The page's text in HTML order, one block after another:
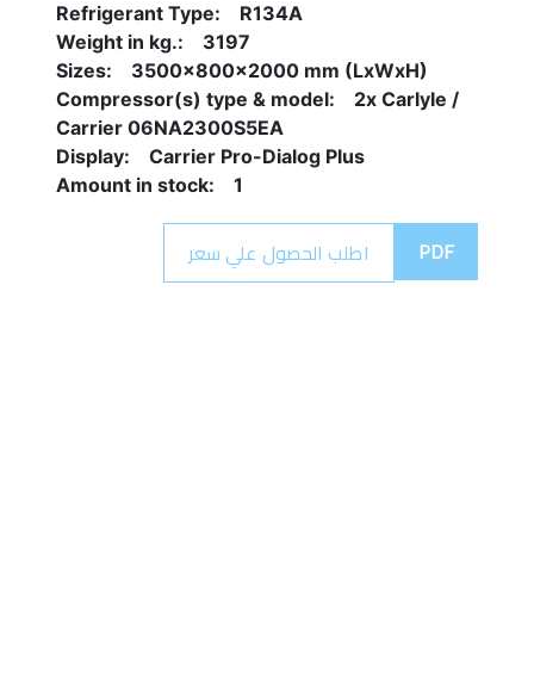
Refrigerant Type:    R134A
Weight in kg.:    3197
Sizes:    3500x800x2000 mm (LxWxH)
Compressor(s) type & model:    2x Carlyle /
Carrier 06NA2300S5EA
Display:    Carrier Pro-Dialog Plus
Amount in stock:    1
PDF اطلب الحصول علي سعر